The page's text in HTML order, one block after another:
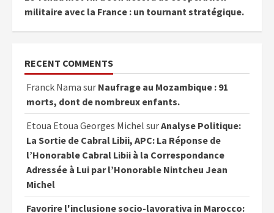
militaire avec la France : un tournant stratégique.
RECENT COMMENTS
Franck Nama sur Naufrage au Mozambique : 91
morts, dont de nombreux enfants.
Etoua Etoua Georges Michel surAnalyse Politique:
La Sortie de Cabral Libii, APC: La Réponse de
l’Honorable Cabral Libii à la Correspondance
Adressée à Lui par l’Honorable Nintcheu Jean
Michel
Favorire l'inclusione socio-lavorativa in Marocco: